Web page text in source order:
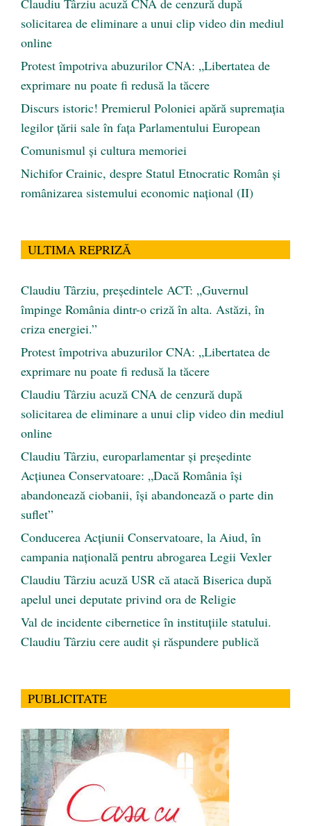
Claudiu Târziu acuză CNA de cenzură după
solicitarea de eliminare a unui clip video din mediul
online
Protest împotriva abuzurilor CNA: „Libertatea de
exprimare nu poate fi redusă la tăcere
Discurs istoric! Premierul Poloniei apără supremația
legilor țării sale în fața Parlamentului European
Comunismul şi cultura memoriei
Nichifor Crainic, despre Statul Etnocratic Român şi
românizarea sistemului economic naţional (II)
ULTIMA REPRIZĂ
Claudiu Târziu, președintele ACT: „Guvernul
împinge România dintr-o criză în alta. Astăzi, în
criza energiei.”
Protest împotriva abuzurilor CNA: „Libertatea de
exprimare nu poate fi redusă la tăcere
Claudiu Târziu acuză CNA de cenzură după
solicitarea de eliminare a unui clip video din mediul
online
Claudiu Târziu, europarlamentar și președinte
Acțiunea Conservatoare: „Dacă România își
abandonează ciobanii, își abandonează o parte din
suflet”
Conducerea Acțiunii Conservatoare, la Aiud, în
campania națională pentru abrogarea Legii Vexler
Claudiu Târziu acuză USR că atacă Biserica după
apelul unei deputate privind ora de Religie
Val de incidente cibernetice în instituțiile statului.
Claudiu Târziu cere audit și răspundere publică
PUBLICITATE